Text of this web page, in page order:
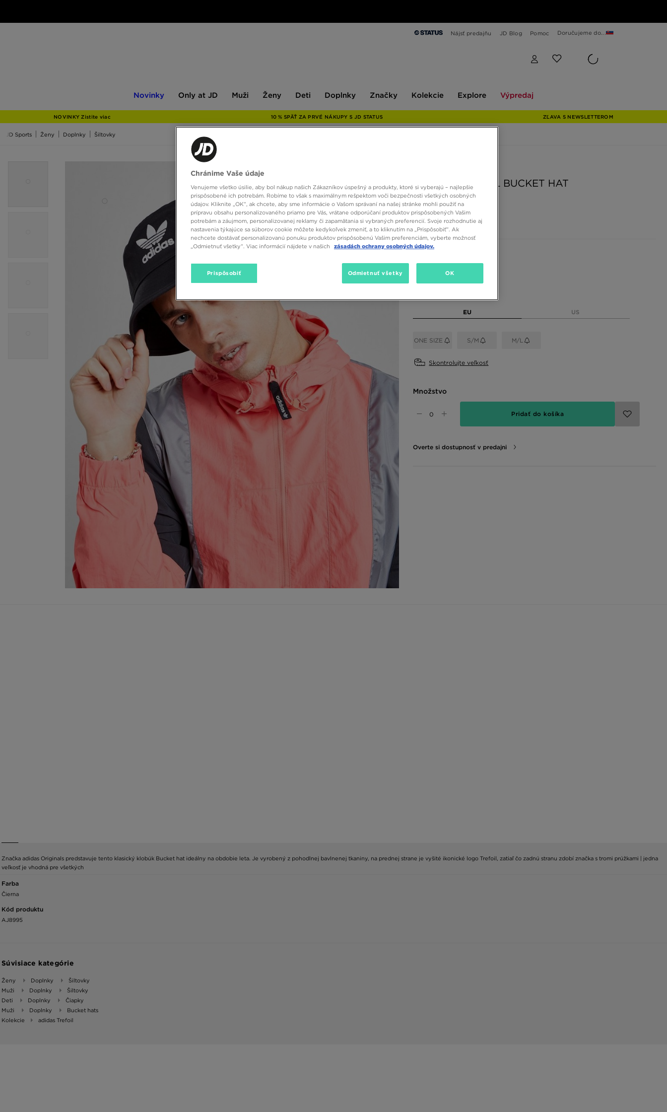
Nájsť predajňu JD Blog Pomoc Doručujeme do...
Novinky
JD
Only at JD Muži Ženy Deti Doplnky Značky Kolekcie Explore Výpredaj
NOVINKY Zistite viac 10 % SPÄŤ ZA PRVÉ NÁKUPY S JD STATUS ZĽAVA S NEWSLETTEROM
JD Sports Ženy Doplnky Šiltovky
ADIDAS TREFOIL BUCKET HAT
14,00 €
EU US
ONE SIZE S/M M/L
Skontrolujte veľkosť
Množstvo
Pridať do košíka
Overte si dostupnosť v predajni
Značka adidas Originals predstavuje tento klasický klobúk Bucket hat ideálny na obdobie leta. Je vyrobený z pohodlnej bavlnenej tkaniny, na prednej strane je vyšité ikonické logo Trefoil, zatiaľ čo zadnú stranu zdobí značka s tromi prúžkami | jedna
veľkosť je vhodná pre všetkých
Farba
Čierna
Kód produktu
AJ8995
Súvisiace kategórie
Ženy Doplnky
Šiltovky
Muži
Doplnky
Šiltovky
Deti
Doplnky
Čiapky
Muži
Doplnky
Bucket hats
Kolekcie
adidas Trefoil
Chránime Vaše údaje
Venujeme všetko úsilie, aby bol nákup našich Zákazníkov úspešný a produkty, ktoré si vyberajú – najlepšie
prispôsobené ich potrebám. Robíme to však s maximálnym rešpektom voči bezpečnosti všetkých osobných
údajov. Kliknite „OK”, ak chcete, aby sme informácie o Vašom správaní na našej stránke mohli použiť na
prípravu obsahu personalizovaného priamo pre Vás, vrátane odporúčaní produktov prispôsobených Vašim
potrebám a záujmom, personalizovanej reklamy či zapamätania si vybraných preferencií. Svoje rozhodnutie aj
nastavenia týkajúce sa súborov cookie môžete kedykoľvek zmeniť, a to kliknutím na „Prispôsobiť”. Ak
nechcete dostávať personalizovanú ponuku produktov prispôsobenú Vašim preferenciám, vyberte možnosť
„Odmietnuť všetky”. Viac informácií nájdete v našich
zásadách ochrany osobných údajov.
Prispôsobiť Odmietnuť všetky OK